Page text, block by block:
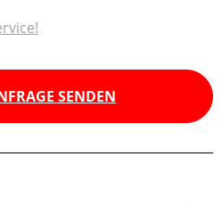
SENDEN